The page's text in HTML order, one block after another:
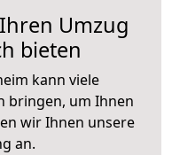
Umzug
bieten
kann viele
bringen, um Ihnen
wir Ihnen unsere
an.